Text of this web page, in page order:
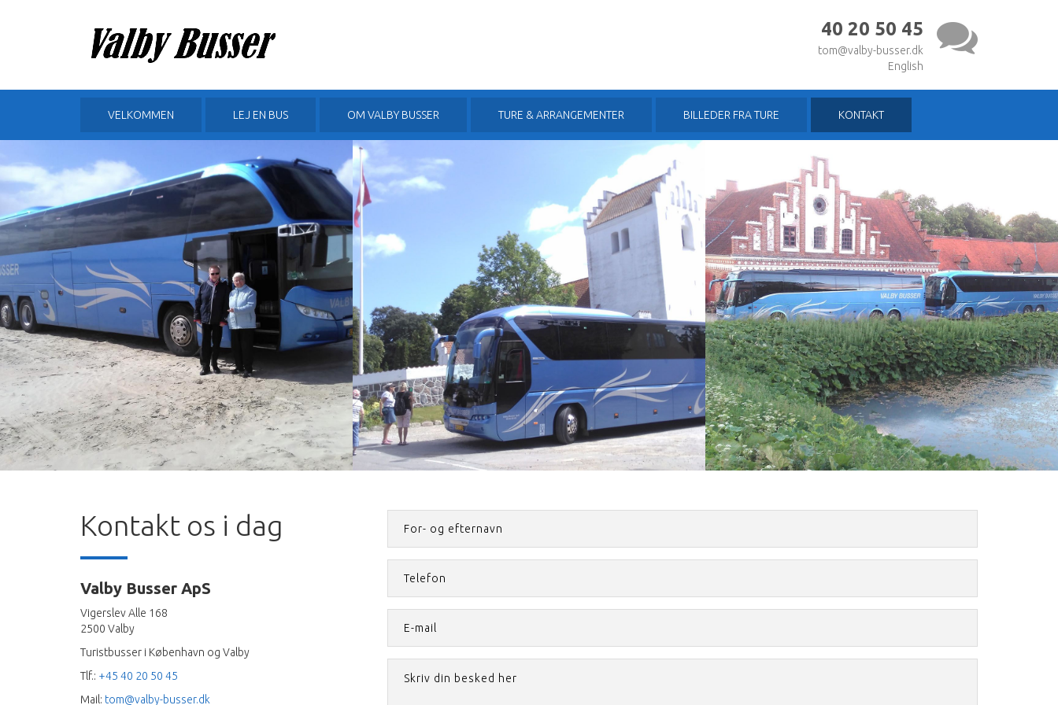
40 20 50 45
tom@valby-busser.dk
English
VELKOMMEN LEJ EN BUS OM VALBY BUSSER TURE & ARRANGEMENTER BILLEDER FRA TURE KONTAKT
Kontakt os i dag
Valby Busser ApS
Vigerslev Alle 168
2500 Valby
Turistbusser i København og Valby
Tlf.: +45 40 20 50 45
Mail: tom@valby-busser.dk